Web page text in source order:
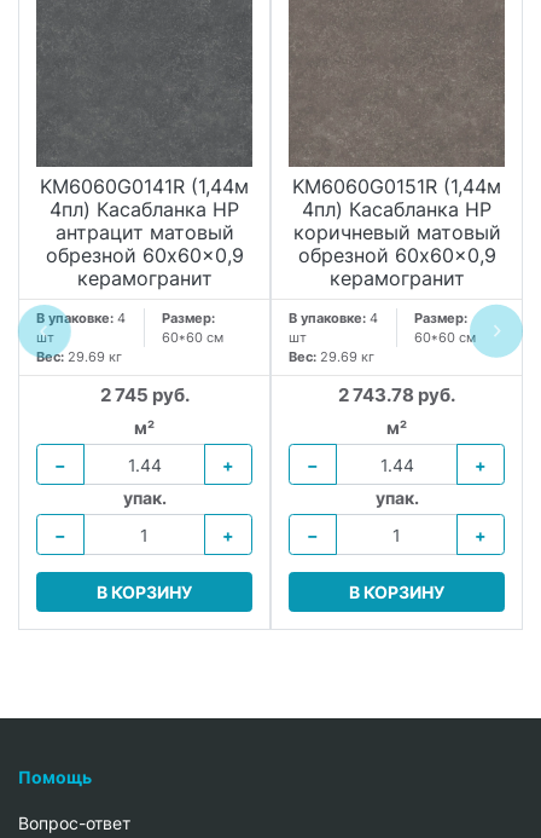
KM6060G0141R (1,44м
4пл) Касабланка HP
антрацит матовый
обрезной 60x60x0,9
керамогранит
В упаковке: 4
шт
Размер:
60*60 см
Вес: 29.69 кг
2 745 руб.
м²
−
+
упак.
−
+
В КОРЗИНУ
KM6060G0151R (1,44м
4пл) Касабланка HP
коричневый матовый
обрезной 60x60x0,9
керамогранит
В упаковке: 4
шт
Размер:
60*60 см
Вес: 29.69 кг
2 743.78 руб.
м²
−
+
упак.
−
+
В КОРЗИНУ
Помощь
Вопрос-ответ